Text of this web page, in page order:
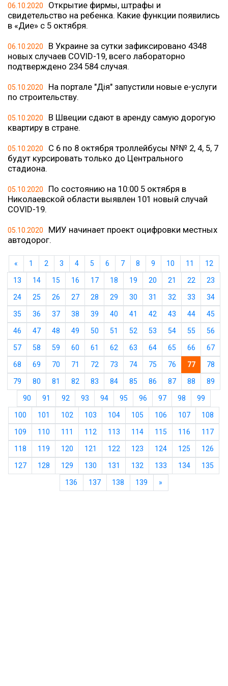
06.10.2020
Открытие фирмы, штрафы и
свидетельство на ребенка. Какие функции появились
в «Дие» с 5 октября.
06.10.2020
В Украине за сутки зафиксировано 4348
новых случаев COVID-19, всего лабораторно
подтверждено 234 584 случая.
05.10.2020
На портале "Дія" запустили новые е-услуги
по строительству.
05.10.2020
В Швеции сдают в аренду самую дорогую
квартиру в стране.
05.10.2020
С 6 по 8 октября троллейбусы №№ 2, 4, 5, 7
будут курсировать только до Центрального
стадиона.
05.10.2020
По состоянию на 10:00 5 октября в
Николаевской области выявлен 101 новый случай
COVID-19.
05.10.2020
МИУ начинает проект оцифровки местных
автодорог.
« 1 2 3 4 5 6 7 8 9 10 11 12
13 14 15 16 17 18 19 20 21 22 23
24 25 26 27 28 29 30 31 32 33 34
35 36 37 38 39 40 41 42 43 44 45
46 47 48 49 50 51 52 53 54 55 56
57 58 59 60 61 62 63 64 65 66 67
68 69 70 71 72 73 74 75 76 77 78
79 80 81 82 83 84 85 86 87 88 89
90 91 92 93 94 95 96 97 98 99
100 101 102 103 104 105 106 107 108
109 110 111 112 113 114 115 116 117
118 119 120 121 122 123 124 125 126
127 128 129 130 131 132 133 134 135
136 137 138 139 »